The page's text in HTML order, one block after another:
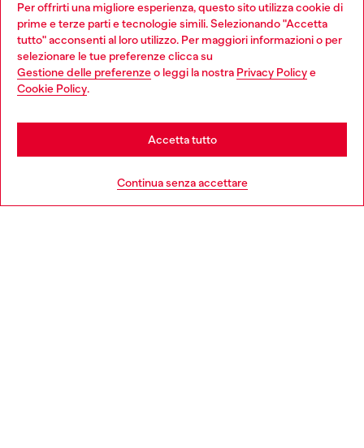
Per offrirti una migliore esperienza, questo sito utilizza cookie di
prime e terze parti e tecnologie simili. Selezionando "Accetta
tutto" acconsenti al loro utilizzo. Per maggiori informazioni o per
selezionare le tue preferenze clicca su
Gestione delle preferenzeo leggi la nostra Privacy Policye
Cookie Policy.
Continua senza accettare
Accetta tutto
profit del gruppo OTB che sostiene progetti concreti per
giovani, donne, inclusione ed emergenze in tutto il mondo.
Choose your location
You are currently browsing Italia website, but it seems you may
be based in United States